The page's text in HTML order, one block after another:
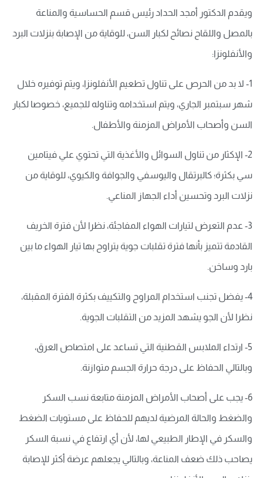
ويقدم الدكتور أمجد الحداد رئيس قسم الحساسية والمناعة
بالمصل واللقاح نصائح لكبار السن، للوقاية من الإصابة بنزلات البرد
والأنفلونزا:
1- لا بد من الحرص على تناول تطعيم الأنفلونزا، ويتم توفيره خلال
شهر سبتمبر الجاري، ويتم استخدامه وتناوله للجميع، خصوصا لكبار
السن وأصحاب الأمراض المزمنة والأطفال.
2- الإكثار من تناول السوائل والأغذية التي تحتوي علي فيتامين
سي بكثرة؛ كالبرتقال واليوسفي والجوافة والكيوي، للوقاية من
نزلات البرد وتحسين أداء الجهاز المناعي.
3- عدم التعرض لتيارات الهواء المفاجئة، نظرا لأن فترة الخريف
القادمة تتميز بأنها فترة تقلبات جوية يتراوح بها تيار الهواء ما بين
بارد وساخن.
4- يفضل تجنب استخدام المراوح والتكييف بكثرة الفترة المقبلة،
نظرا لأن الجو يشهد المزيد من التقلبات الجوية.
5- ارتداء الملابس القطنية التي تساعد على امتصاص العرق،
وبالتالي الحفاظ على درجة حرارة الجسم متوازنة.
6- يجب على أصحاب الأمراض المزمنة متابعة نسب السكر
والضغط والحالة المرضية لديهم للحفاظ على مستويات الضغط
والسكر في الإطار الطبيعي لها، لأن أي ارتفاع في نسبة السكر
يصاحب ذلك ضعف المناعة، وبالتالي يجعلهم عرضة أكثر للإصابة